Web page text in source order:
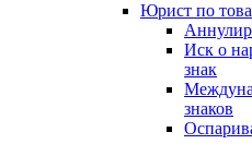
Юрист по
Иск о
знак
знаков